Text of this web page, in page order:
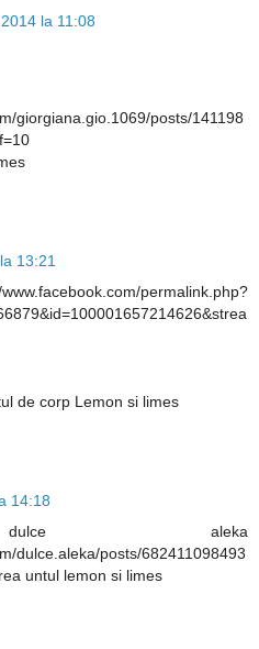
la 11:08
giorgiana.gio.1069/posts/141198
13:21
permalink.php?
de corp Lemon si limes
14:18
aleka
dulce.aleka/posts/682411098493
untul lemon si limes